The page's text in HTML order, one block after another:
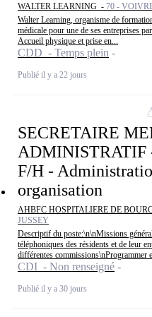
WALTER LEARNING - 70 -
Walter Learning, organisme de
médicale pour une de ses entreprises
Accueil physique et prise en...
CDD - Temps plein
Publié il y a 22 jours
SECRETAIRE
ADMINISTRATIF
F/H -
organisation
AHBFC HOSPITALIERE DE
JUSSEY
Descriptif du poste:\n\nMissions
téléphoniques des résidents et de leur
différentes commissions\nProgrammer
CDI - Non renseigné
Publié il y a 30 jours